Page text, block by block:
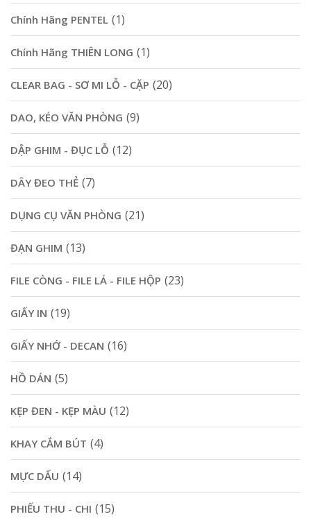
Chính Hãng PENTEL (1)
Chính Hãng THIÊN LONG (1)
CLEAR BAG - SƠ MI LỖ - CẶP (20)
DAO, KÉO VĂN PHÒNG (9)
DẬP GHIM - ĐỤC LỖ (12)
DÂY ĐEO THẺ (7)
DỤNG CỤ VĂN PHÒNG (21)
ĐẠN GHIM (13)
FILE CÒNG - FILE LÁ - FILE HỘP (23)
GIẤY IN (19)
GIẤY NHỚ - DECAN (16)
HỒ DÁN (5)
KẸP ĐEN - KẸP MÀU (12)
KHAY CẮM BÚT (4)
MỰC DẤU (14)
PHIẾU THU - CHI (15)